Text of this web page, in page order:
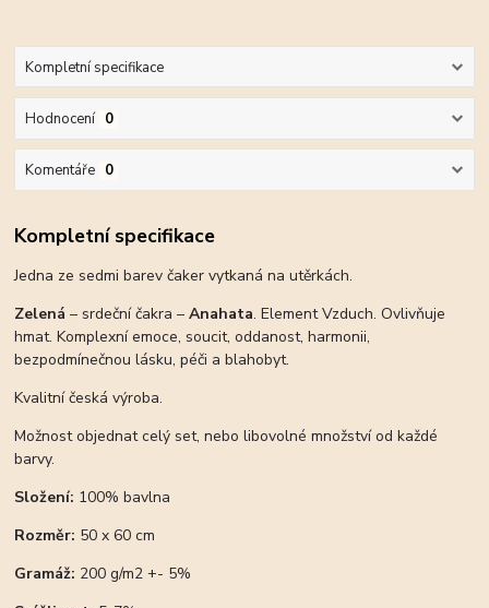
Kompletní specifikace
Hodnocení 0
Komentáře 0
Kompletní specifikace
Jedna ze sedmi barev čaker vytkaná na utěrkách.
Zelená – srdeční čakra –Anahata. Element Vzduch. Ovlivňuje
hmat. Komplexní emoce, soucit, oddanost, harmonii,
bezpodmínečnou lásku, péči a blahobyt.
Kvalitní česká výroba.
Možnost objednat celý set, nebo libovolné množství od každé
barvy.
Složení: 100% bavlna
Rozměr: 50 x 60 cm
Gramáž: 200 g/m2 +- 5%